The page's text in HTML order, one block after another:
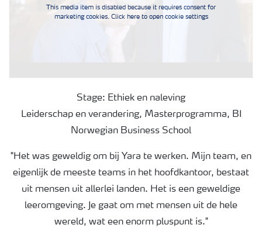
This media item is disabled because it requires consent for
marketing cookies. Click here to open cookie settings
Stage: Ethiek en naleving
Leiderschap en verandering, Masterprogramma, BI
Norwegian Business School
"Het was geweldig om bij Yara te werken. Mijn team, en
eigenlijk de meeste teams in het hoofdkantoor, bestaat
uit mensen uit allerlei landen. Het is een geweldige
leeromgeving. Je gaat om met mensen uit de hele
wereld, wat een enorm pluspunt is."